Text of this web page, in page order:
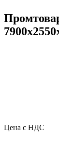
Цена с НДС